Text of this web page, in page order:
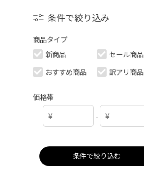
条件で絞り込み
商品タイプ
新商品
セール商品
おすすめ商品
訳アリ商品
価格帯
-
条件で絞り込む